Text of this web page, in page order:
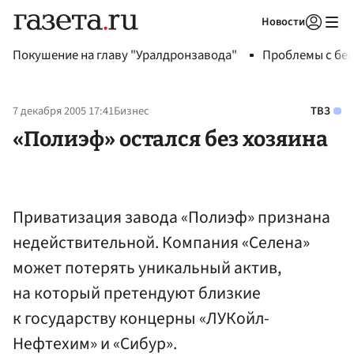
Новости
Покушение на главу "Уралдронзавода" Проблемы с
7 декабря 2005 17:41Бизнес ТВЗ
«Полиэф» остался без хозяина
Приватизация завода «Полиэф» признана
недействительной. Компания «Селена»
может потерять уникальный актив,
на который претендуют близкие
к государству концерны «ЛУКойл-
Нефтехим» и «Сибур».